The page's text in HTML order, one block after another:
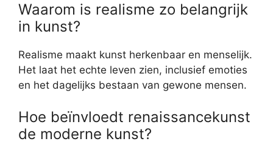
Waarom is realisme zo belangrijk
in kunst?
Realisme maakt kunst herkenbaar en menselijk.
Het laat het echte leven zien, inclusief emoties
en het dagelijks bestaan van gewone mensen.
Hoe beïnvloedt renaissancekunst
de moderne kunst?